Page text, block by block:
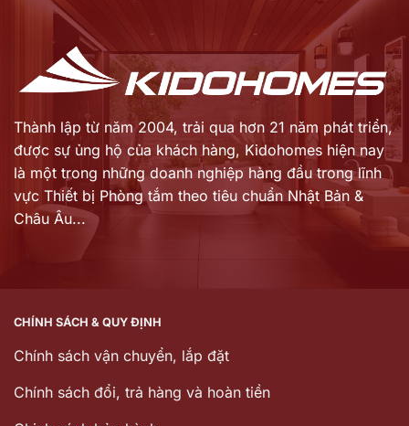
Thành lập từ năm 2004, trải qua hơn 21 năm phát triển,
được sự ủng hộ của khách hàng, Kidohomes hiện nay
là một trong những doanh nghiệp hàng đầu trong lĩnh
vực Thiết bị Phòng tắm theo tiêu chuẩn Nhật Bản &
Châu Âu...
CHÍNH SÁCH & QUY ĐỊNH
Chính sách vận chuyển, lắp đặt
Chính sách đổi, trả hàng và hoàn tiền